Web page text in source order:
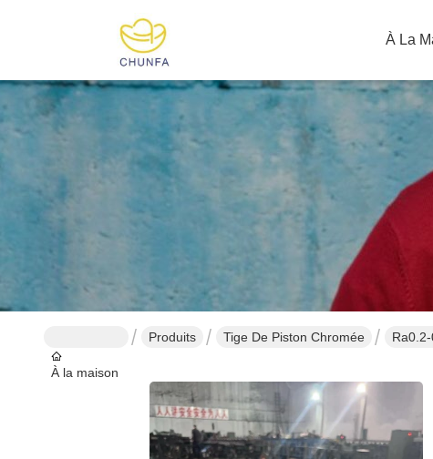
À La
À la maison
Produits Tige De Piston Chromée